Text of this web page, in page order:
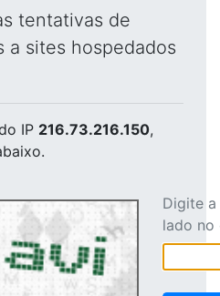
tentativas de
a sites hospedados
IP 216.73.216.150,
Digite
lado no